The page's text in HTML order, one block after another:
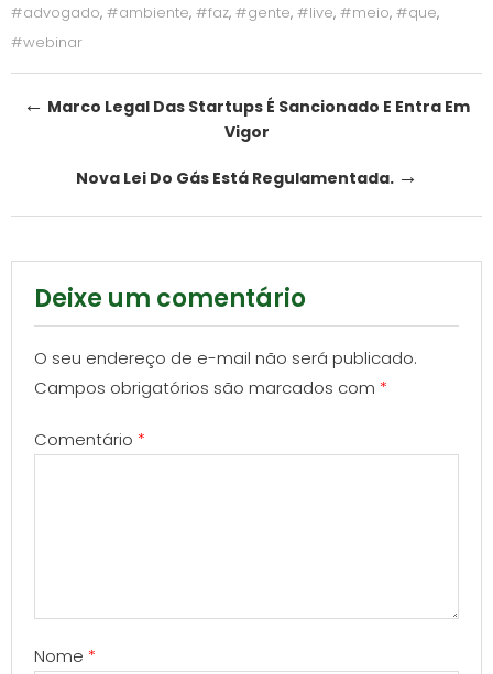
#advogado, #ambiente, #faz, #gente, #live, #meio, #que,
#webinar
Post
← Marco Legal Das Startups É Sancionado E Entra Em
Vigor
Nova Lei Do Gás Está Regulamentada. →
Deixe um comentário
O seu endereço de e-mail não será publicado.
Campos obrigatórios são marcados com *
Comentário *
Nome *